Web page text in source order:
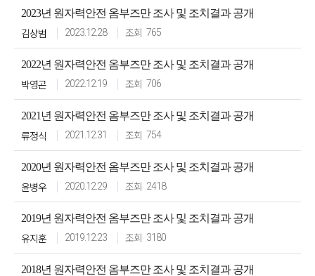
2023년 원자력안전 옴부즈만 조사 및 조치결과 공개
김상범 2023.12.28 765
2022년 원자력안전 옴부즈만 조사 및 조치결과 공개
박영곤 2022.12.19 706
2021년 원자력안전 옴부즈만 조사 및 조치결과 공개
류정식 2021.12.31 754
2020년 원자력안전 옴부즈만 조사 및 조치결과 공개
윤병우 2020.12.29 2418
2019년 원자력안전 옴부즈만 조사 및 조치결과 공개
유지훈 2019.12.23 3180
2018년 원자력안전 옴부즈만 조사 및 조치결과 공개